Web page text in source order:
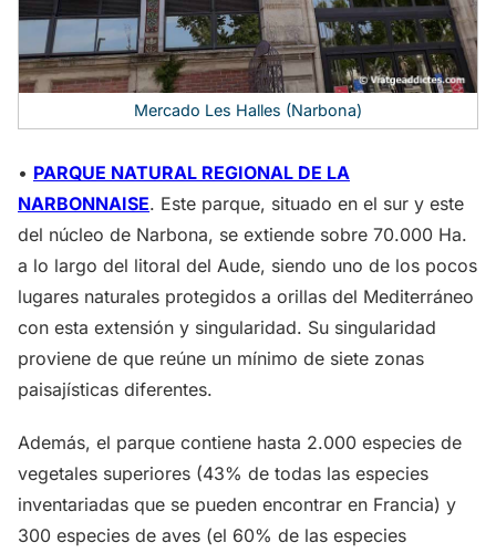
Mercado Les Halles (Narbona)
• PARQUE NATURAL REGIONAL DE LA
NARBONNAISE. Este parque, situado en el sur y este
del núcleo de Narbona, se extiende sobre 70.000 Ha.
a lo largo del litoral del Aude, siendo uno de los pocos
lugares naturales protegidos a orillas del Mediterráneo
con esta extensión y singularidad. Su singularidad
proviene de que reúne un mínimo de siete zonas
paisajísticas diferentes.
Además, el parque contiene hasta 2.000 especies de
vegetales superiores (43% de todas las especies
inventariadas que se pueden encontrar en Francia) y
300 especies de aves (el 60% de las especies